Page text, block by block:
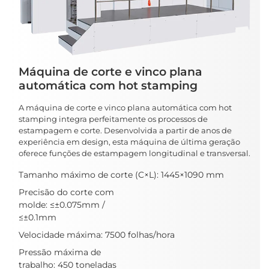
Máquina de corte e vinco plana
automática com hot stamping
A máquina de corte e vinco plana automática com hot
stamping integra perfeitamente os processos de
estampagem e corte. Desenvolvida a partir de anos de
experiência em design, esta máquina de última geração
oferece funções de estampagem longitudinal e transversal.
Tamanho máximo de corte (C×L): 1445×1090 mm
Precisão do corte com
molde: ≤±0.075mm /
≤±0.1mm
Velocidade máxima: 7500 folhas/hora
Pressão máxima de
trabalho: 450 toneladas